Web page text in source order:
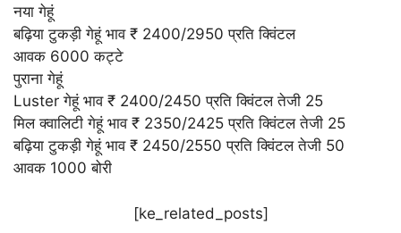
नया गेहूं
बढ़िया टुकड़ी गेहूं भाव ₹ 2400/2950 प्रति क्विंटल
आवक 6000 कट्टे
पुराना गेहूं
Luster गेहूं भाव ₹ 2400/2450 प्रति क्विंटल तेजी 25
मिल क्वालिटी गेहूं भाव ₹ 2350/2425 प्रति क्विंटल तेजी 25
बढ़िया टुकड़ी गेहूं भाव ₹ 2450/2550 प्रति क्विंटल तेजी 50
आवक 1000 बोरी
[ke_related_posts]